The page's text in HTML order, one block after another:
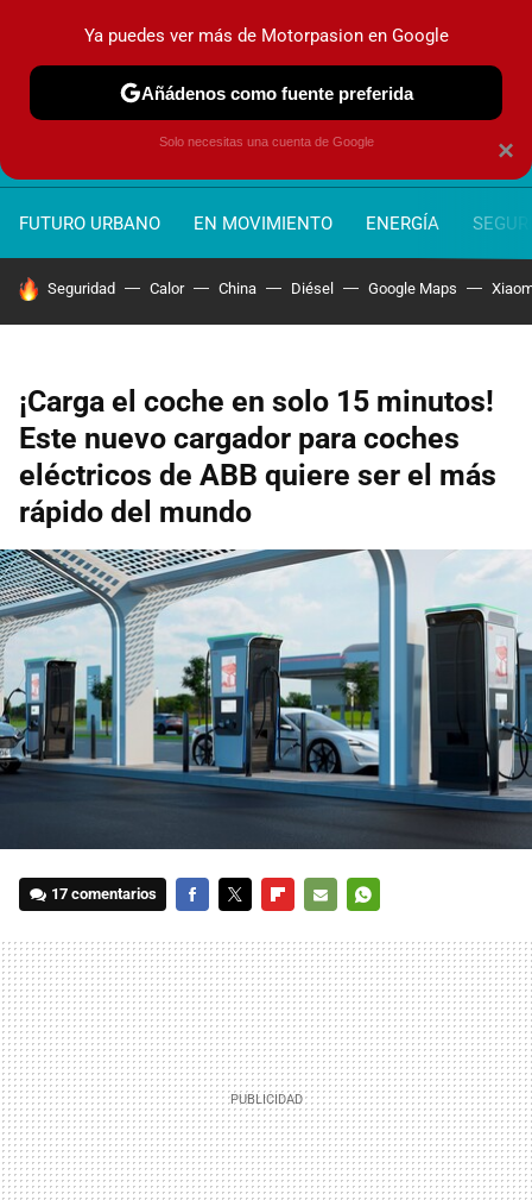
FUTURO URBANO EN MOVIMIENTO ENERGÍA
HOY SE HABLA DE
Seguridad Calor China Diésel Google Maps
¡Carga el coche en solo 15 minutos!
Este nuevo cargador para coches
eléctricos de ABB quiere ser el más
rápido del mundo
17 comentarios
MAIL
×
Ya puedes ver más de Motorpasion en Google
Añádenos como fuente preferida
Solo necesitas una cuenta de Google